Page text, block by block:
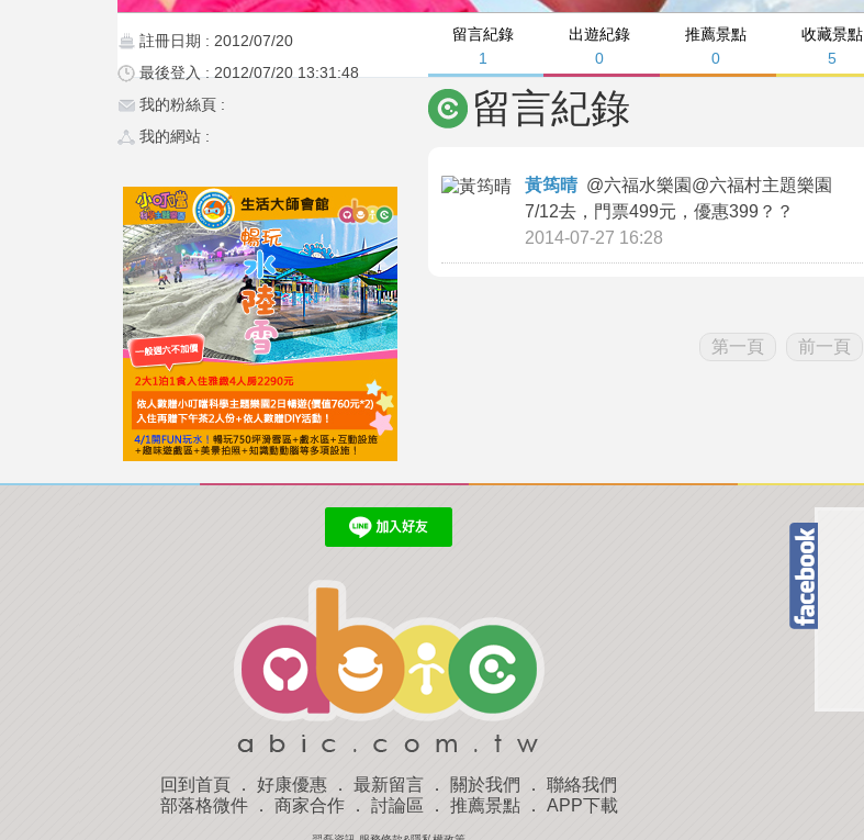
留言紀錄
1
出遊紀錄
0
推薦景點
0
收藏景點
5
註冊日期 : 2012/07/20
最後登入 : 2012/07/20 13:31:48
我的粉絲頁 :
我的網站 :
留言紀錄
黃筠晴 @六福水樂園@六福村主題樂園
7/12去，門票499元，優惠399？？
2014-07-27 16:28
第一頁 前一頁
回到首頁 ． 好康優惠 ． 最新留言 ． 關於我們 ． 聯絡我們
部落格微件． 商家合作． 討論區 ． 推薦景點． APP下載